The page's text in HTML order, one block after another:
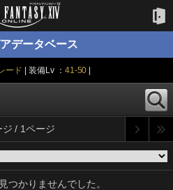
データベース
ード | 装備Lv ： 41-50
ジ / 1ページ
つかりませんでした。